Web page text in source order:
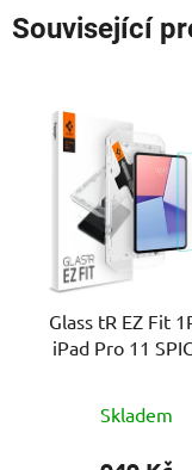
Související
Glass tR EZ Fit
iPad Pro 11
Skladem